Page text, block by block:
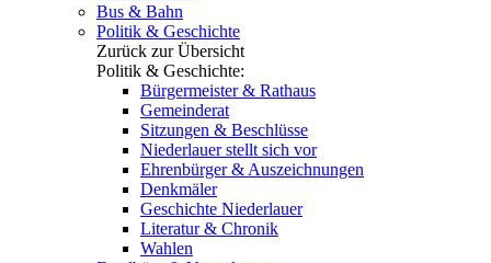
Bus & Bahn
Politik & Geschichte
Zurück zur Übersicht
Politik & Geschichte:
Bürgermeister & Rathaus
Gemeinderat
Sitzungen & Beschlüsse
Niederlauer stellt sich vor
Ehrenbürger & Auszeichnungen
Denkmäler
Geschichte Niederlauer
Literatur & Chronik
Wahlen